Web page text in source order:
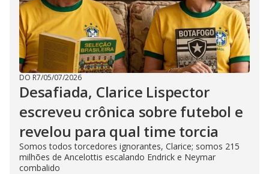
DO R7/05/07/2026
Desafiada, Clarice Lispector
escreveu crônica sobre futebol e
revelou para qual time torcia
Somos todos torcedores ignorantes, Clarice; somos 215
milhões de Ancelottis escalando Endrick e Neymar
combalido